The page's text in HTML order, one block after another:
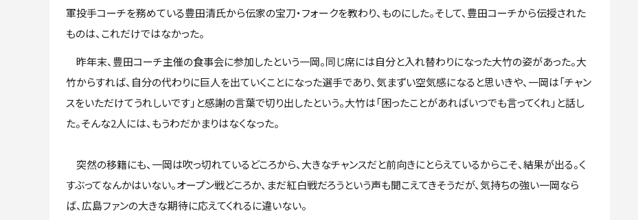
軍投手コーチを務めている豊田清氏から伝家の宝刀・フォークを教わり、ものにした。そして、豊田コーチから伝授された
ものは、これだけではなかった。
昨年末、豊田コーチ主催の食事会に参加したという一岡。同じ席には自分と入れ替わりになった大竹の姿があった。大
竹からすれば、自分の代わりに巨人を出ていくことになった選手であり、気まずい空気感になると思いきや、一岡は「チャン
スをいただけてうれしいです」と感謝の言葉で切り出したという。大竹は「困ったことがあればいつでも言ってくれ」と話し
た。そんな2人には、もうわだかまりはなくなった。
突然の移籍にも、一岡は吹っ切れているどころから、大きなチャンスだと前向きにとらえているからこそ、結果が出る。く
すぶってなんかはいない。オープン戦どころか、まだ紅白戦だろうという声も聞こえてきそうだが、気持ちの強い一岡なら
ば、広島ファンの大きな期待に応えてくれるに違いない。